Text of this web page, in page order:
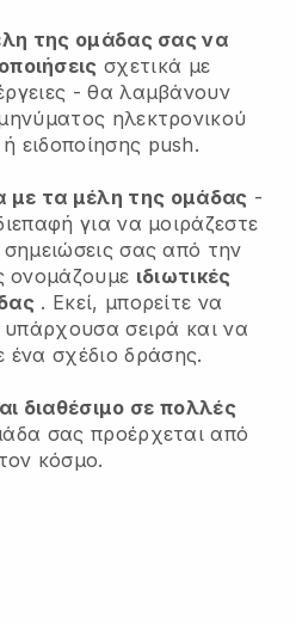
της ομάδας σας να
σχετικά με
- θα λαμβάνουν
ηλεκτρονικού
ειδοποίησης push.
με τα μέλη της ομάδας -
για να μοιράζεστε
σημειώσεις σας από την
ονομάζουμε ιδιωτικές
. Εκεί, μπορείτε να
υπάρχουσα σειρά και να
ένα σχέδιο δράσης.
διαθέσιμο σε πολλές
σας προέρχεται από
κόσμο.